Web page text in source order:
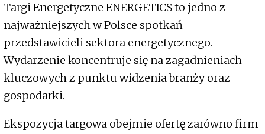
Targi Energetyczne ENERGETICS to jedno z
najważniejszych w Polsce spotkań
przedstawicieli sektora energetycznego.
Wydarzenie koncentruje się na zagadnieniach
kluczowych z punktu widzenia branży oraz
gospodarki.
Ekspozycja targowa obejmie ofertę zarówno firm